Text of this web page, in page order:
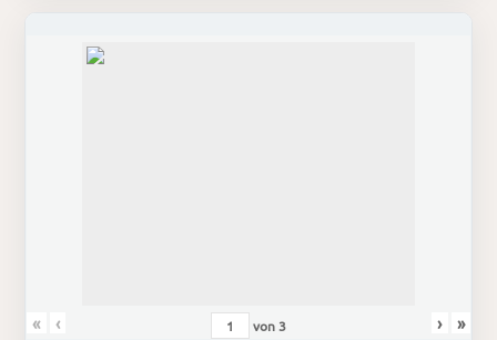
« ‹ von3 › »